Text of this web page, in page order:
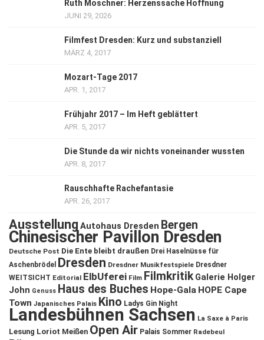
Ruth Moschner: Herzenssache Hoffnung
JUNI 29, 2026
Filmfest Dresden: Kurz und substanziell
MÄRZ 4, 2017
Mozart-Tage 2017
APR. 1, 2017
Frühjahr 2017 – Im Heft geblättert
APR. 5, 2017
Die Stunde da wir nichts voneinander wussten
APR. 8, 2017
Rauschhafte Rachefantasie
APR. 26, 2017
Ausstellung Autohaus Dresden Bergen
Chinesischer Pavillon Dresden
Deutsche Post Die Ente bleibt draußen Drei Haselnüsse für
Aschenbrödel
Dresden Dresdner Musikfestspiele Dresdner
WEITSICHT Editorial ElbUferei Film Filmkritik Galerie Holger
John Genuss Haus des Buches Hope-Gala HOPE Cape
Town Japanisches Palais Kino Ladys Gin Night
Landesbühnen Sachsen La Saxe à Paris
Lesung Loriot Meißen Open Air Palais Sommer Radebeul